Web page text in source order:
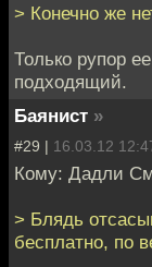
> Конечно же
Только рупор
подходящий.
Баянист »
#29 | 16.03.12
Кому: Дадли
> Блядь
бесплатно, по